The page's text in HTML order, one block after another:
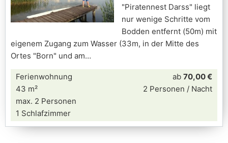
"Piratennest Darss" liegt
nur wenige Schritte vom
Bodden entfernt (50m) mit
eigenem Zugang zum Wasser (33m, in der Mitte des
Ortes "Born" und am
Ferienwohnung
43 m²
max. 2 Personen
1 Schlafzimmer
ab 70,00 €
2 Personen / Nacht